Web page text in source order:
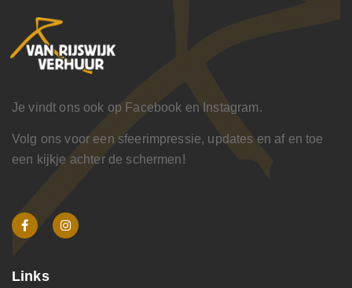
Je vindt ons ook op Facebook en Instagram.
Volg ons voor een sfeerimpressie, updates en af en toe
een kijkje achter de schermen!
Links